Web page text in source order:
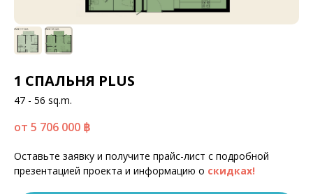
1 СПАЛЬНЯ PLUS
47 - 56 sq.m.
от 5 706 000 ฿
Оставьте заявку и получите прайс-лист с подробной
презентацией проекта и информацию о скидках!